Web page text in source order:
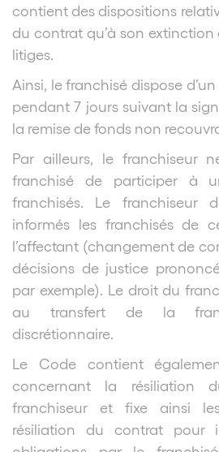
contient des dispositions
du contrat qu’à son
litiges.
Ainsi, le franchisé dispose
pendant 7 jours suivant la
la remise de fonds non
Par ailleurs, le franchiseur
franchisé de participer à
franchisés. Le franchiseur
informés les franchisés de
l’affectant (changement de
décisions de justice
par exemple). Le droit du
au transfert de la
discrétionnaire.
Le Code contient
concernant la résiliation
franchiseur et fixe ainsi
résiliation du contrat pour